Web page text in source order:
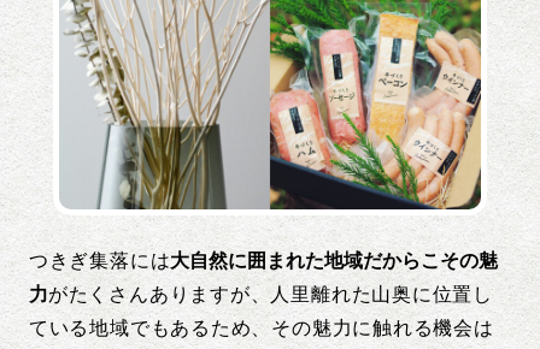
つきぎ集落には大自然に囲まれた地域だからこその魅
力がたくさんありますが、人里離れた山奥に位置し
ている地域でもあるため、その魅力に触れる機会は